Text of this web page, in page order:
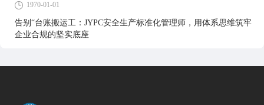
1970-01-01
告别“台账搬运工：JYPC安全生产标准化管理师，用体系思维筑牢
企业合规的坚实底座